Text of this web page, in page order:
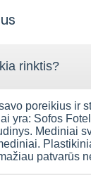
rinktis?
poreikius ir
yra: Sofos
Mediniai
patvarūs